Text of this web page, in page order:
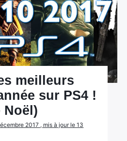
meilleurs
sur PS4 !
Noël)
2017 , mis à jour le 13